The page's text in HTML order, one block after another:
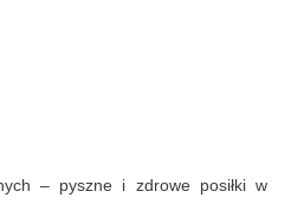
– pyszne i zdrowe posiłki w